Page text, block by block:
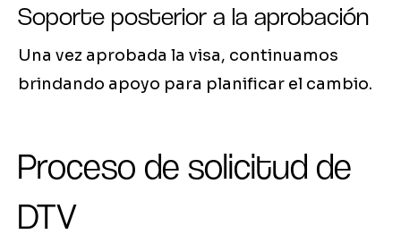
Soporte posterior a la aprobación
Una vez aprobada la visa, continuamos
brindando apoyo para planificar el cambio.
Proceso de solicitud de
DTV